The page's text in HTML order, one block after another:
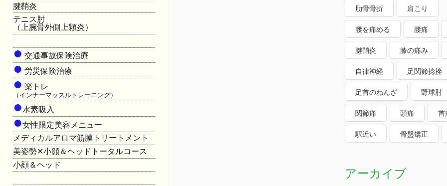
腱鞘炎
テニス肘
（上腕骨外側上顆炎）
● 交通事故保険治療
● 労災保険治療
● 楽トレ
（インナーマッスルトレーニング）
●水素吸入
●女性限定美容メニュー
メディカルアロマ筋膜トリートメント
美姿勢✕小顔＆ヘッドトータルコース
小顔＆ヘッド
肋骨骨折 肩こり
腰を痛める 腰痛
腱鞘炎 膝の痛み
自律神経 足関節捻挫
足首のねんざ 野球肘
関節痛 頭痛 首
駅近い 骨盤矯正
アーカイブ